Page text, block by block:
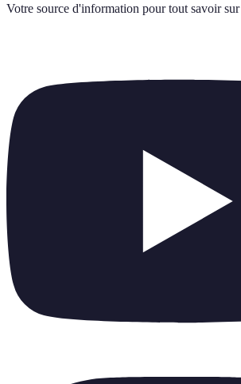
Votre source d'information pour tout savoir sur